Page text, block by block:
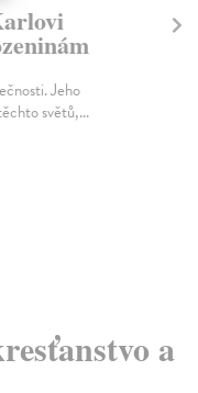
Jeho
světů,...
a